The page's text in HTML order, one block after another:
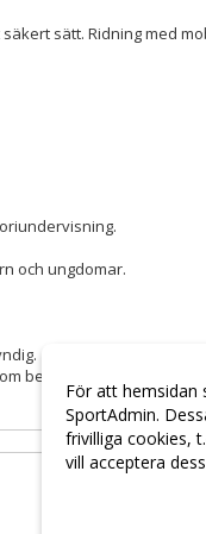
sätt. Ridning med
och ungdomar.
berörs. Som en sista
För att hemsidan
SportAdmin.
frivilliga cookies,
vill acceptera